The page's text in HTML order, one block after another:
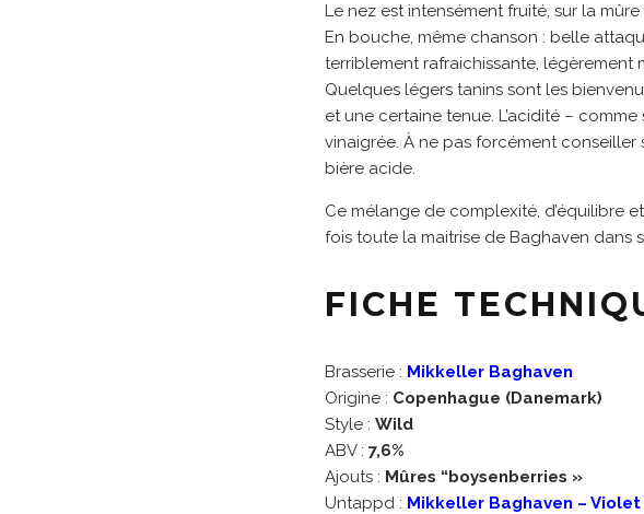
Le nez est intensément fruité, sur la
En bouche, même chanson : belle
terriblement rafraichissante, légèrement
Quelques légers tanins sont les
et une certaine tenue. L’acidité –
vinaigrée. À ne pas forcément conseiller
bière acide.
Ce mélange de complexité, d’équilibre
fois toute la maitrise de Baghaven dans
FICHE
Brasserie : Mikkeller Baghaven
Origine : Copenhague (Danemark)
Style : Wild
ABV : 7,6%
Ajouts : Mûres “boysenberries »
Untappd : Mikkeller Baghaven –